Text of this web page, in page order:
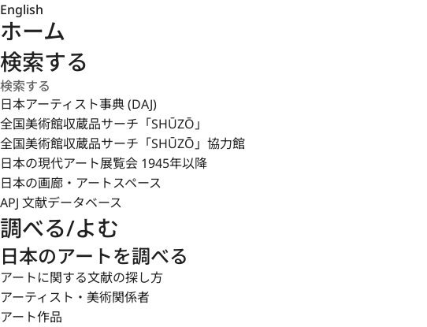
English
ホーム
検索する
日本アーティスト事典 (DAJ)
全国美術館収蔵品サーチ「SHŪZŌ」
全国美術館収蔵品サーチ「SHŪZŌ」協力館
日本の現代アート展覧会 1945年以降
日本の画廊・アートスペース
APJ 文献データベース
調べる/よむ
日本のアートを調べる
アートに関する文献の探し方
アーティスト・美術関係者
アート作品